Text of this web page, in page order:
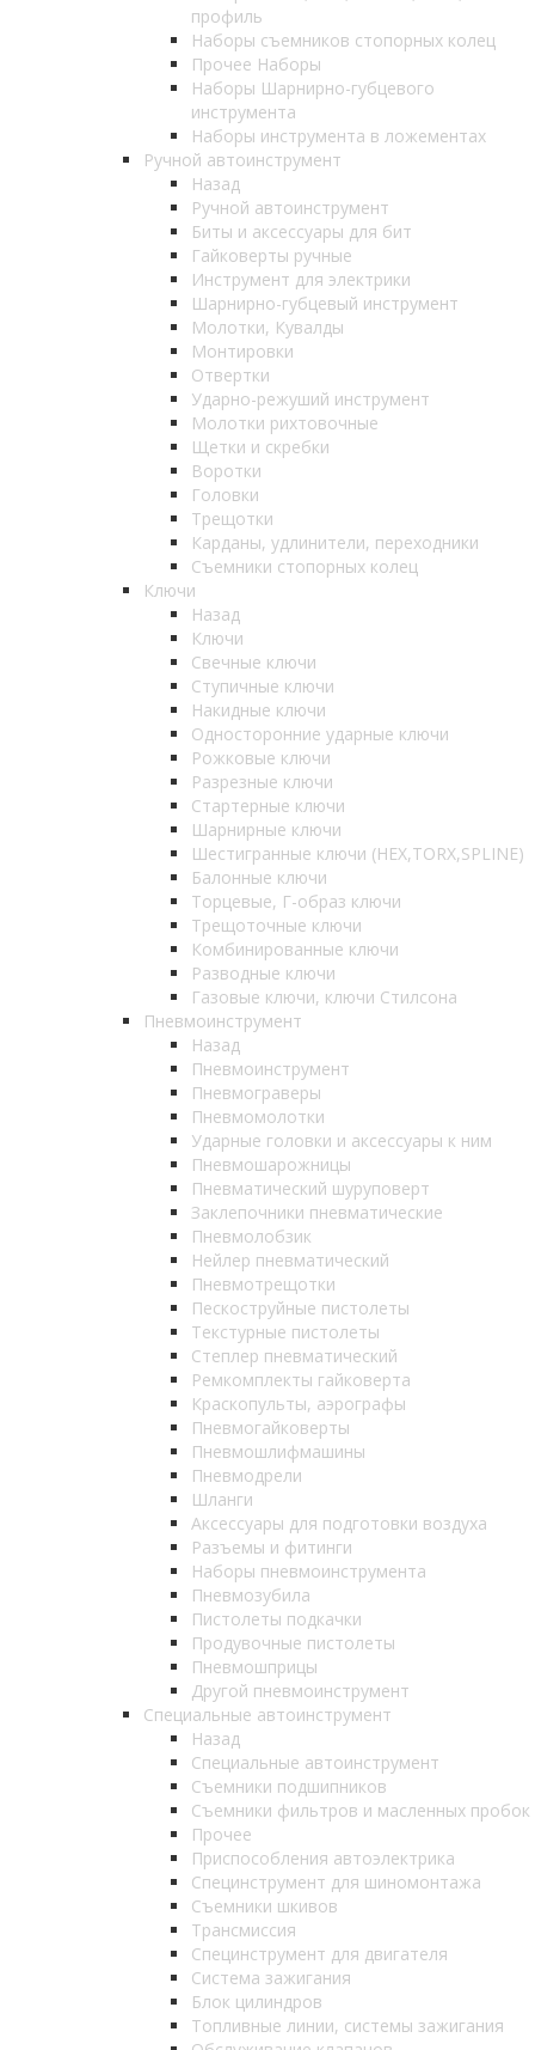
профиль
Наборы съемников стопорных колец
Прочее Наборы
Наборы Шарнирно-губцевого
инструмента
Наборы инструмента в ложементах
Ручной автоинструмент
Назад
Ручной автоинструмент
Биты и аксессуары для бит
Гайковерты ручные
Инструмент для электрики
Шарнирно-губцевый инструмент
Молотки, Кувалды
Монтировки
Отвертки
Ударно-режуший инструмент
Молотки рихтовочные
Щетки и скребки
Воротки
Головки
Трещотки
Карданы, удлинители, переходники
Съемники стопорных колец
Ключи
Назад
Ключи
Свечные ключи
Ступичные ключи
Накидные ключи
Односторонние ударные ключи
Рожковые ключи
Разрезные ключи
Стартерные ключи
Шарнирные ключи
Шестигранные ключи (HEX,TORX,SPLINE)
Балонные ключи
Торцевые, Г-образ ключи
Трещоточные ключи
Комбинированные ключи
Разводные ключи
Газовые ключи, ключи Стилсона
Пневмоинструмент
Назад
Пневмоинструмент
Пневмограверы
Пневмомолотки
Ударные головки и аксессуары к ним
Пневмошарожницы
Пневматический шуруповерт
Заклепочники пневматические
Пневмолобзик
Нейлер пневматический
Пневмотрещотки
Пескоструйные пистолеты
Текстурные пистолеты
Степлер пневматический
Ремкомплекты гайковерта
Краскопульты, аэрографы
Пневмогайковерты
Пневмошлифмашины
Пневмодрели
Шланги
Аксессуары для подготовки воздуха
Разъемы и фитинги
Наборы пневмоинструмента
Пневмозубила
Пистолеты подкачки
Продувочные пистолеты
Пневмошприцы
Другой пневмоинструмент
Специальные автоинструмент
Назад
Специальные автоинструмент
Съемники подшипников
Съемники фильтров и масленных пробок
Прочее
Приспособления автоэлектрика
Специнструмент для шиномонтажа
Съемники шкивов
Трансмиссия
Специнструмент для двигателя
Система зажигания
Блок цилиндров
Топливные линии, системы зажигания